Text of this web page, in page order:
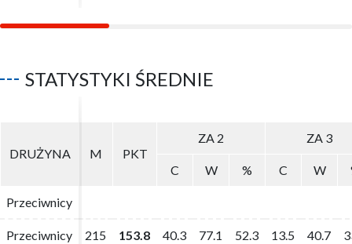
STATYSTYKI ŚREDNIE
DRUŻYNA M PKT
ZA 2 ZA 3
C W % C W
Przeciwnicy
Przeciwnicy 215 153.8 40.3 77.1 52.3 13.5 40.7
DRUŻYNA M PKT
ZA 2 ZA 3
C W % C W
Przeciwnicy
Przeciwnicy 215 153.8 40.3 77.1 52.3 13.5 40.7